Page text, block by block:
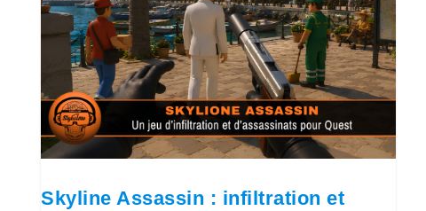
Skyline Assassin : infiltration et